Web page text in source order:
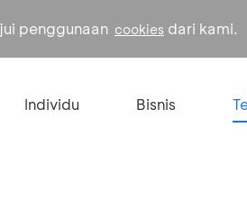
penggunaan cookies dari kami.
Individu Bisnis